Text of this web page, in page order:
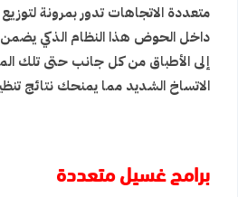
متعددة الاتجاهات تدور بمرونة
داخل الحوض هذا النظام الذكي
إلى الأطباق من كل جانب حتى تلك
الاتساخ الشديد مما يمنحك نتائج
برامج غسيل متعددة